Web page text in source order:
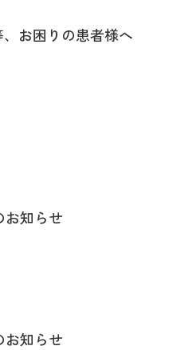
お困りの患者様へ
お知らせ
お知らせ